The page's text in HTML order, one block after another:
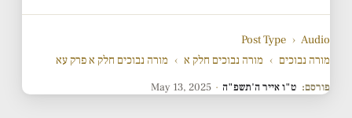
Post Type › Audio
מורה נבוכים › מורה נבוכים חלק א › מורה נבוכים חלק א פרק עא
פורסם: ט"ו אייר ה'תשפ"ה ·
May 13, 2025